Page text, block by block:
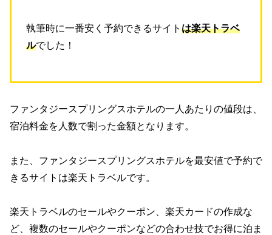
執筆時に一番安く予約できるサイト は楽天トラベ
ルでした！
ファンタジースプリングスホテルの一人あたりの値段は、
宿泊料金を人数で割った金額となります。
また、ファンタジースプリングスホテルを最安値で予約で
きるサイトは楽天トラベルです。
楽天トラベルのセールやクーポン、楽天カードの作成な
ど、複数のセールやクーポンなどの合わせ技でお得に泊ま